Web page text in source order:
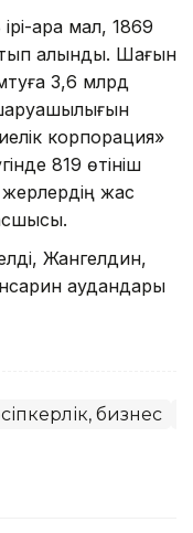
қара мал, 1869
алынды. Шағын
3,6 млрд
корпорация»
819 өтініш
жас
Жангелдин,
аудандары
бизнес